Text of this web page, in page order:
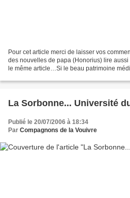
Pour cet article merci de laisser vos
des nouvelles de papa (Honorius) lire
le même article…Si le beau patrimoine
La Sorbonne... Université
Publié le 20/07/2006 à 18:34
Par Compagnons de la Vouivre